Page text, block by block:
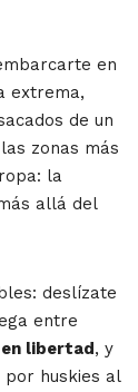
en
extrema,
de un
zonas más
la
allá del
deslízate
entre
libertad, y
huskies al